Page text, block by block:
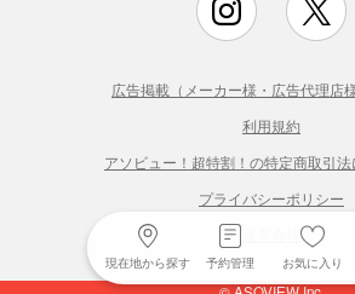
広告掲載（メーカー様・広告代理店
利用規約
アソビュー！超特割！の特定商取引
プライバシーポリシー
現在地から探す 予約管理 お気に入り